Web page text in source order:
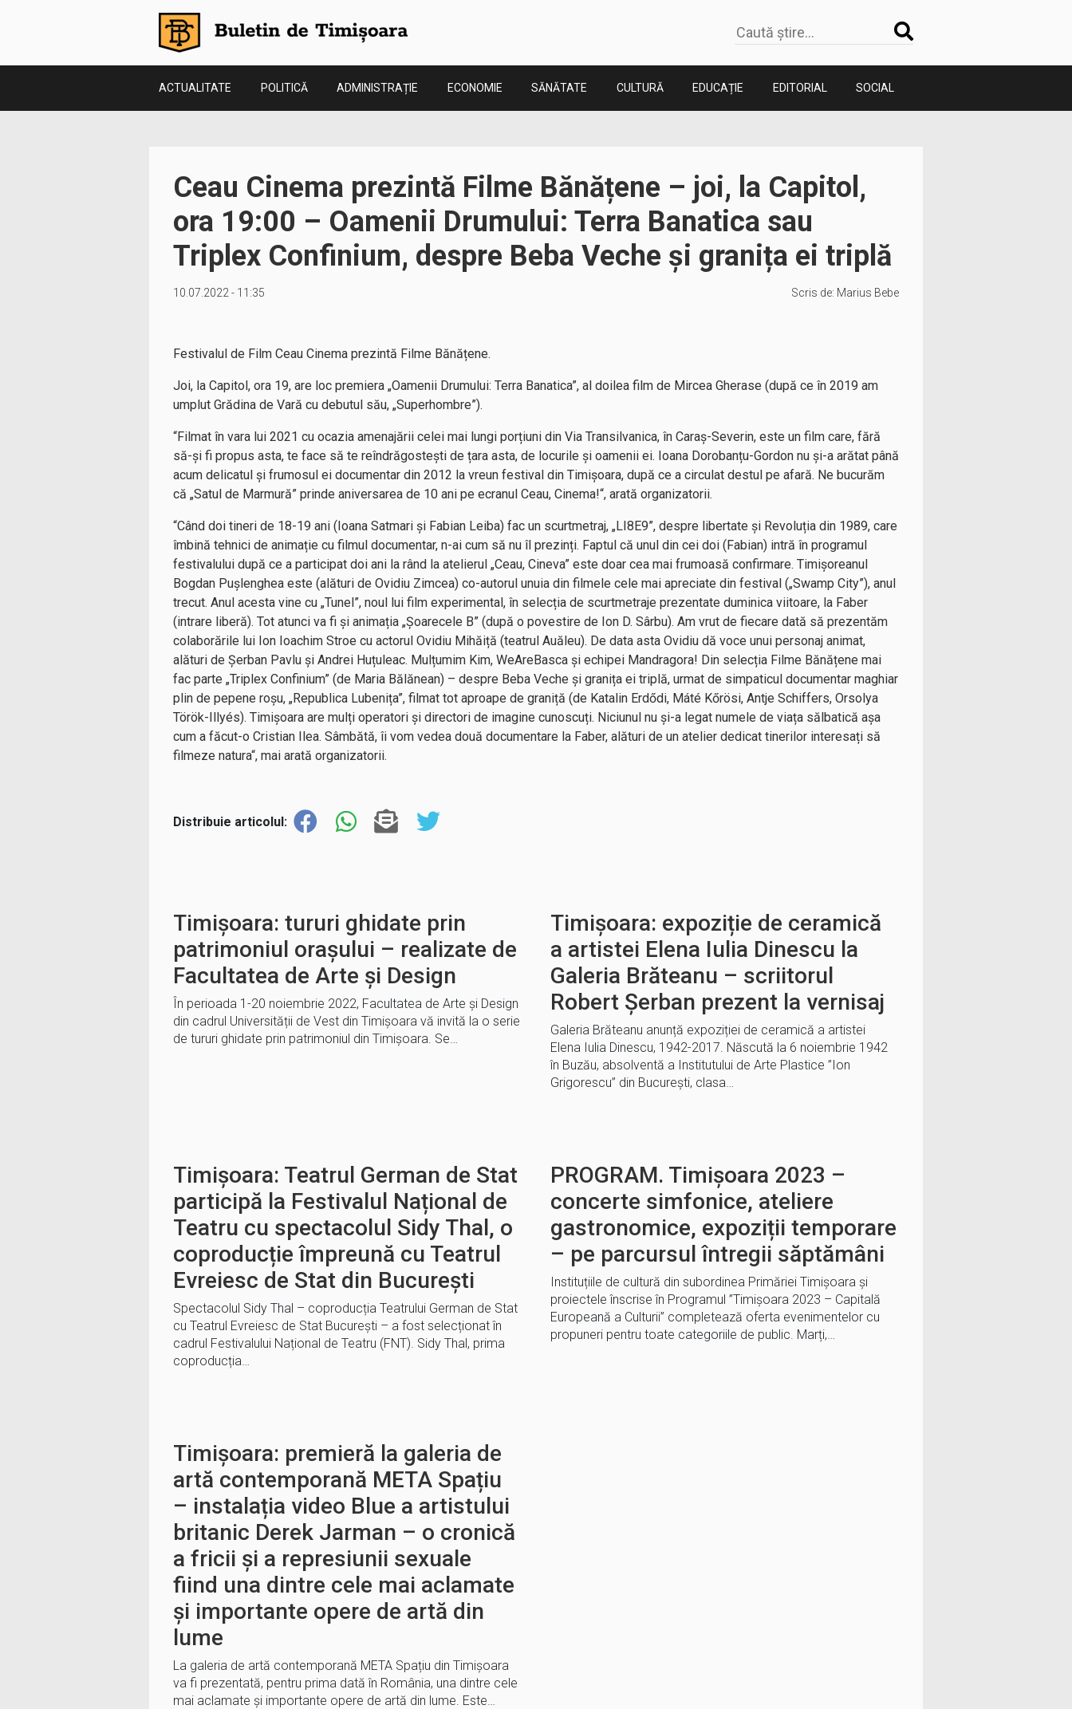
ACTUALITATE POLITICĂ ADMINISTRAȚIE ECONOMIE SĂNĂTATE CULTURĂ EDUCAȚIE EDITORIAL SOCIAL
Ceau Cinema prezintă Filme Bănățene – joi, la Capitol,
ora 19:00 – Oamenii Drumului: Terra Banatica sau
Triplex Confinium, despre Beba Veche și granița ei triplă
10.07.2022 - 11:35 Scris de: Marius Bebe
Festivalul de Film Ceau Cinema prezintă Filme Bănățene.
Joi, la Capitol, ora 19, are loc premiera „Oamenii Drumului: Terra Banatica”, al doilea film de Mircea Gherase (după ce în 2019 am
umplut Grădina de Vară cu debutul său, „Superhombre”).
“Filmat în vara lui 2021 cu ocazia amenajării celei mai lungi porțiuni din Via Transilvanica, în Caraș-Severin, este un film care, fără
să-și fi propus asta, te face să te reîndrăgostești de țara asta, de locurile și oamenii ei. Ioana Dorobanțu-Gordon nu și-a arătat până
acum delicatul și frumosul ei documentar din 2012 la vreun festival din Timișoara, după ce a circulat destul pe afară. Ne bucurăm
că „Satul de Marmură” prinde aniversarea de 10 ani pe ecranul Ceau, Cinema!“, arată organizatorii.
“Când doi tineri de 18-19 ani (Ioana Satmari și Fabian Leiba) fac un scurtmetraj, „LI8E9”, despre libertate și Revoluția din 1989, care
îmbină tehnici de animație cu filmul documentar, n-ai cum să nu îl prezinți. Faptul că unul din cei doi (Fabian) intră în programul
festivalului după ce a participat doi ani la rând la atelierul „Ceau, Cineva” este doar cea mai frumoasă confirmare. Timișoreanul
Bogdan Pușlenghea este (alături de Ovidiu Zimcea) co-autorul unuia din filmele cele mai apreciate din festival („Swamp City”), anul
trecut. Anul acesta vine cu „Tunel”, noul lui film experimental, în selecția de scurtmetraje prezentate duminica viitoare, la Faber
(intrare liberă). Tot atunci va fi și animația „Șoarecele B” (după o povestire de Ion D. Sârbu). Am vrut de fiecare dată să prezentăm
colaborările lui Ion Ioachim Stroe cu actorul Ovidiu Mihăiță (teatrul Auăleu). De data asta Ovidiu dă voce unui personaj animat,
alături de Șerban Pavlu și Andrei Huțuleac. Mulțumim Kim, WeAreBasca și echipei Mandragora! Din selecția Filme Bănățene mai
fac parte „Triplex Confinium” (de Maria Bălănean) – despre Beba Veche și granița ei triplă, urmat de simpaticul documentar maghiar
plin de pepene roșu, „Republica Lubenița”, filmat tot aproape de graniță (de Katalin Erdődi, Máté Kőrösi, Antje Schiffers, Orsolya
Török-Illyés). Timișoara are mulți operatori și directori de imagine cunoscuți. Niciunul nu și-a legat numele de viața sălbatică așa
cum a făcut-o Cristian Ilea. Sâmbătă, îi vom vedea două documentare la Faber, alături de un atelier dedicat tinerilor interesați să
filmeze natura“, mai arată organizatorii.
Distribuie articolul:
Timișoara: tururi ghidate prin
patrimoniul orașului – realizate de
Facultatea de Arte și Design
În perioada 1-20 noiembrie 2022, Facultatea de Arte și Design
din cadrul Universității de Vest din Timișoara vă invită la o serie
de tururi ghidate prin patrimoniul din Timișoara. Se…
Timișoara: expoziție de ceramică
a artistei Elena Iulia Dinescu la
Galeria Brăteanu – scriitorul
Robert Șerban prezent la vernisaj
Galeria Brăteanu anunță expoziției de ceramică a artistei
Elena Iulia Dinescu, 1942-2017. Născută la 6 noiembrie 1942
în Buzău, absolventă a Institutului de Arte Plastice ’’Ion
Grigorescu’’ din Bucureşti, clasa…
Timișoara: Teatrul German de Stat
participă la Festivalul Național de
Teatru cu spectacolul Sidy Thal, o
coproducție împreună cu Teatrul
Evreiesc de Stat din București
Spectacolul Sidy Thal – coproducția Teatrului German de Stat
cu Teatrul Evreiesc de Stat București – a fost selecționat în
cadrul Festivalului Național de Teatru (FNT). Sidy Thal, prima
coproducția…
PROGRAM. Timișoara 2023 –
concerte simfonice, ateliere
gastronomice, expoziții temporare
– pe parcursul întregii săptămâni
Instituțiile de cultură din subordinea Primăriei Timișoara și
proiectele înscrise în Programul ”Timișoara 2023 – Capitală
Europeană a Culturii” completează oferta evenimentelor cu
propuneri pentru toate categoriile de public. Marți,…
Timișoara: premieră la galeria de
artă contemporană META Spațiu
– instalația video Blue a artistului
britanic Derek Jarman – o cronică
a fricii și a represiunii sexuale
fiind una dintre cele mai aclamate
și importante opere de artă din
lume
La galeria de artă contemporană META Spațiu din Timișoara
va fi prezentată, pentru prima dată în România, una dintre cele
mai aclamate și importante opere de artă din lume. Este…